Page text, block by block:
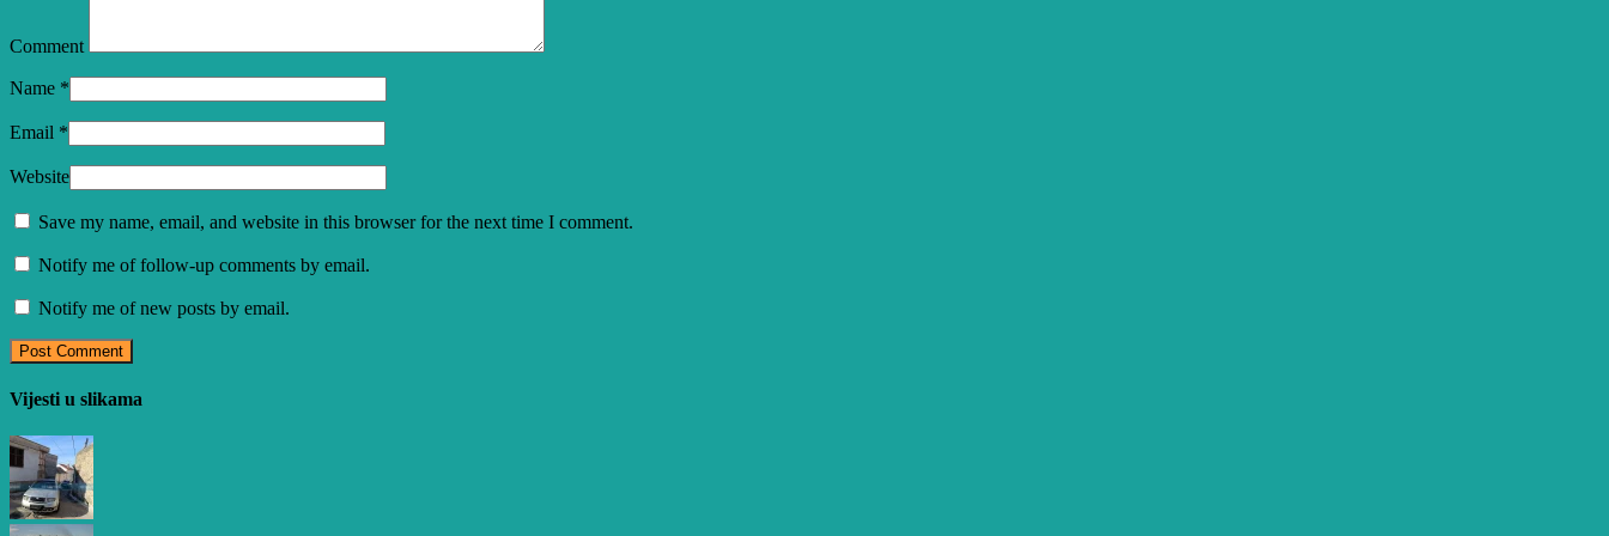
Comment
Name *
Email *
Website
Save my name, email, and website in this browser for the next time I comment.
Notify me of follow-up comments by email.
Notify me of new posts by email.
Vijesti u slikama